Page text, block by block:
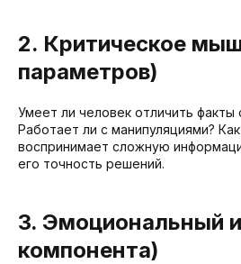
2. Критическое
параметров)
Умеет ли человек отличить факты
Работает ли с манипуляциями?
воспринимает сложную
его точность решений.
3. Эмоциональный
компонента)